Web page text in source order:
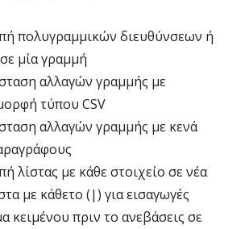
πολυγραμμικών διευθύνσεων ή
μία γραμμή
αλλαγών γραμμής με
τύπου CSV
αλλαγών γραμμής με κενά
λίστας με κάθε στοιχείο σε νέα
με κάθετο (|) για εισαγωγές
κειμένου πριν το ανεβάσεις σε